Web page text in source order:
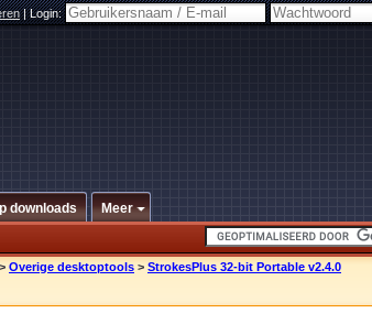
|Login:
downloads Meer
> Overige desktoptools > StrokesPlus 32-bit Portable v2.4.0